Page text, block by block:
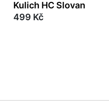
Kulich HC Slovan
499 Kč